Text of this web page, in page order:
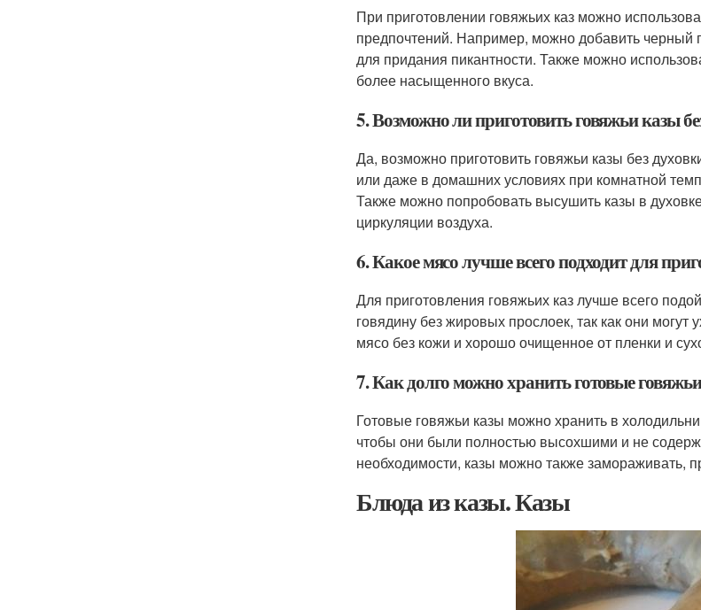
При приготовлении говяжьих каз можно
предпочтений. Например, можно добавить черный
для придания пикантности. Также можно
более насыщенного вкуса.
5. Возможно ли приготовить говяжьи казы
Да, возможно приготовить говяжьи казы без
или даже в домашних условиях при комнатной
Также можно попробовать высушить казы в
циркуляции воздуха.
6. Какое мясо лучше всего подходит для
Для приготовления говяжьих каз лучше всего
говядину без жировых прослоек, так как они
мясо без кожи и хорошо очищенное от пленки и
7. Как долго можно хранить готовые
Готовые говяжьи казы можно хранить в
чтобы они были полностью высохшими и не
необходимости, казы можно также замораживать,
Блюда из казы. Казы